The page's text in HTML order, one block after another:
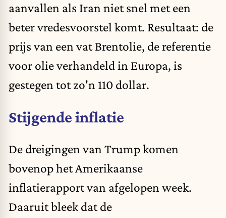
aanvallen als Iran niet snel met een
beter vredesvoorstel komt. Resultaat: de
prijs van een vat Brentolie, de referentie
voor olie verhandeld in Europa, is
gestegen tot zo'n 110 dollar.
Stijgende inflatie
De dreigingen van Trump komen
bovenop het Amerikaanse
inflatierapport van afgelopen week.
Daaruit bleek dat de